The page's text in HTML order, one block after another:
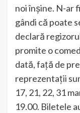
noi înșine. N-ar
gândi că poate
declară
promite o
dată, față de
reprezentații
17, 21, 22, 31
19.00. Biletele